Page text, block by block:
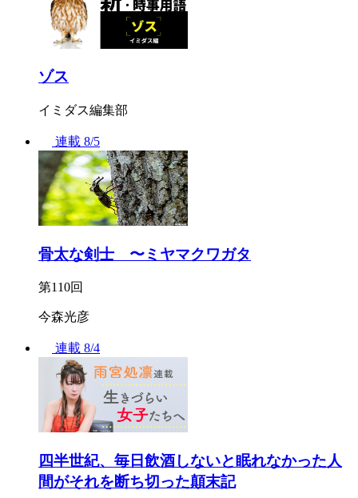
ゾス
イミダス編集部
連載 8/5
骨太な剣士 〜ミヤマクワガタ
第110回
今森光彦
連載 8/4
四半世紀、毎日飲酒しないと眠れなかった人
間がそれを断ち切った顛末記